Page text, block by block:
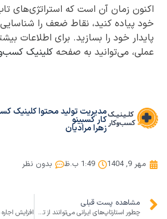
اکنون زمان آن است که استراتژی‌های
خود پیاده کنید، نقاط ضعف را
پایدار خود را بسازید. برای اطلاعات
عملی، می‌توانید به صفحه کلینیک
مدیریت تولید محتوا کلینیک
کار کسبینو
زهرا مرادیان
مهر 9, 1404 1:49 ب.ظ بدون نظر
مشاهده پست قبلی
چطور استارتاپ‌های ایرانی می‌توانند از تغییر رفتار مصرف‌کننده و دیجیتال مارکتینگ در ۲۰۲۵ بیشترین سود را ببرند؟